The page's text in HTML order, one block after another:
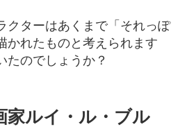
クターはあくまで「それっぽ
かれたものと考えられます
たのでしょうか？
家ルイ・ル・ブル